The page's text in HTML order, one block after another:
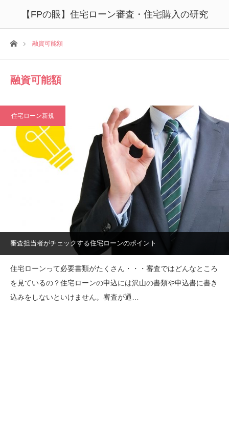
【FPの眼】住宅ローン審査・住宅購入の研究
ホーム融資可能額
融資可能額
住宅ローン新規
審査担当者がチェックする住宅ローンのポイント
住宅ローンって必要書類がたくさん・・・審査ではどんなところ
を見ているの？住宅ローンの申込には沢山の書類や申込書に書き
込みをしないといけません。審査が通…